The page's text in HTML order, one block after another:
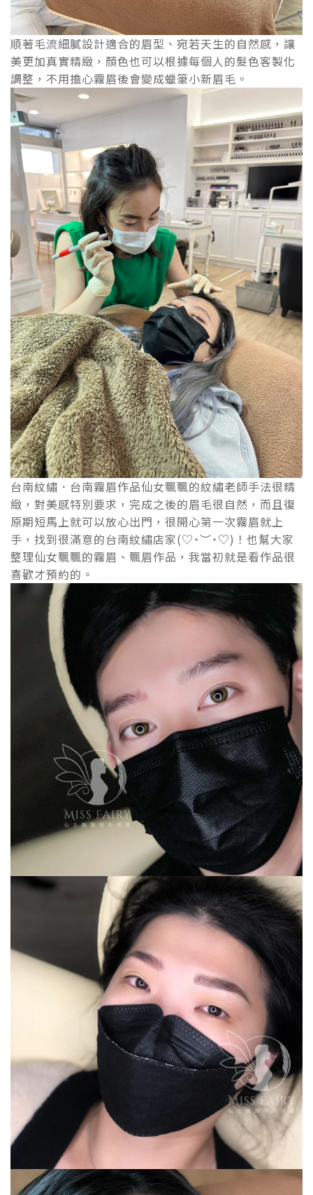
順著毛流細膩設計適合的眉型、宛若天生的自然感，讓
美更加真實精緻，顏色也可以根據每個人的髮色客製化
調整，不用擔心霧眉後會變成蠟筆小新眉毛。
台南紋繡．台南霧眉作品仙女飄飄的紋繡老師手法很精
緻，對美感特別要求，完成之後的眉毛很自然，而且復
原期短馬上就可以放心出門，很開心第一次霧眉就上
手，找到很滿意的台南紋繡店家(♡˙︶˙♡)！也幫大家
整理仙女飄飄的霧眉、飄眉作品，我當初就是看作品很
喜歡才預約的。